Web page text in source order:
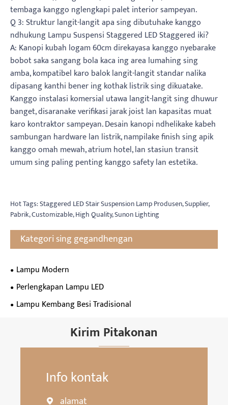
tembaga kanggo nglengkapi palet interior sampeyan.
Q 3: Struktur langit-langit apa sing dibutuhake kanggo
ndhukung Lampu Suspensi Staggered LED Staggered iki?
A: Kanopi kubah logam 60cm direkayasa kanggo nyebarake
bobot saka sangang bola kaca ing area lumahing sing
amba, kompatibel karo balok langit-langit standar nalika
dipasang kanthi bener ing kothak listrik sing dikuatake.
Kanggo instalasi komersial utawa langit-langit sing dhuwur
banget, disaranake verifikasi jarak joist lan kapasitas muat
karo kontraktor sampeyan. Desain kanopi ndhelikake kabeh
sambungan hardware lan listrik, nampilake finish sing apik
kanggo omah mewah, atrium hotel, lan stasiun transit
umum sing paling penting kanggo safety lan estetika.
Hot Tags: Staggered LED Stair Suspension Lamp Produsen, Supplier,
Pabrik, Customizable, High Quality, Sunon Lighting
Kategori sing gegandhengan
Lampu Modern
Perlengkapan Lampu LED
Lampu Kembang Besi Tradisional
Kirim Pitakonan
Info kontak
 alamat